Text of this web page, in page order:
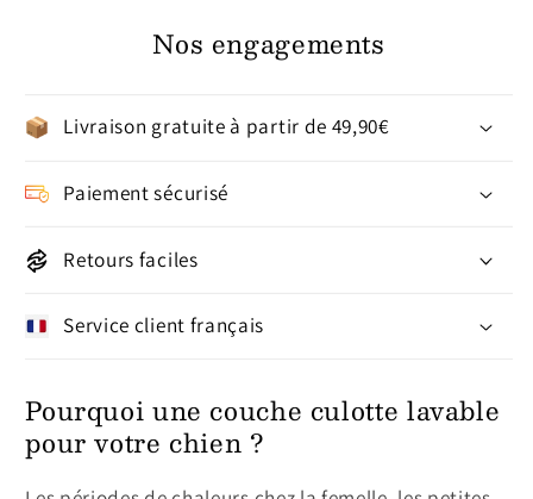
Nos engagements
Livraison gratuite à partir de 49,90€
Paiement sécurisé
Retours faciles
Service client français
Pourquoi une couche culotte lavable
pour votre chien ?